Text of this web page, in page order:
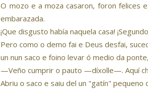
O mozo e a moza casaron, foron felices
embarazada.
¡Que disgusto había naquela casa!
Pero como o demo fai e Deus desfai,
un nun saco e foino levar ó medio da
—Veño cumprir o pauto —díxolle—. Aquí
Abriu o saco e saiu del un "gatín"